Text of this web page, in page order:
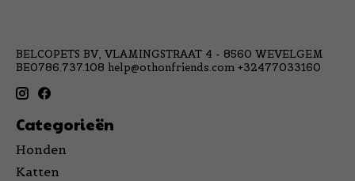
BELCOPETS BV, VLAMINGSTRAAT 4 - 8560 WEVELGEM
BE0786.737.108 help@othonfriends.com +32477033160
Categorieën
Honden
Katten